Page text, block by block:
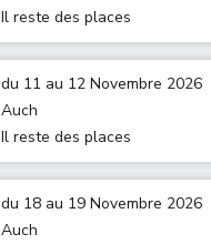
Il reste des places
du 11 au 12 Novembre 2026
Auch
Il reste des places
du 18 au 19 Novembre 2026
Auch